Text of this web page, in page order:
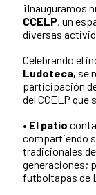
¡Inauguramos
CCELP, un
diversas
Celebrando el
Ludoteca, se
participación
del CCELP
• El patio
compartiendo
tradicionales
generaciones;
futboltapas de